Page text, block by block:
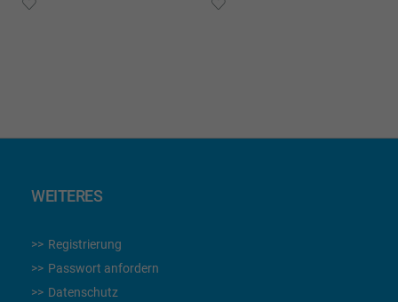
WEITERES
Registrierung
Passwort anfordern
Datenschutz